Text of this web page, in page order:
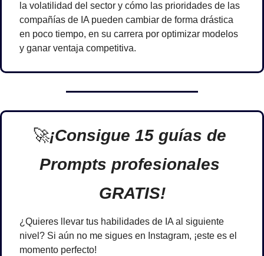
la volatilidad del sector y cómo las prioridades de las
compañías de IA pueden cambiar de forma drástica
en poco tiempo, en su carrera por optimizar modelos
y ganar ventaja competitiva.
🚀¡Consigue 15 guías de
Prompts profesionales
GRATIS!
¿Quieres llevar tus habilidades de IA al siguiente
nivel? Si aún no me sigues en Instagram, ¡este es el
momento perfecto!